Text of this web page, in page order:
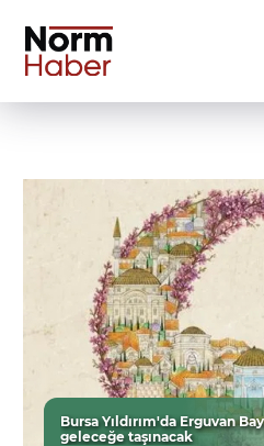
Bursa Yıldırım'da Erguvan
geleceğe taşınacak